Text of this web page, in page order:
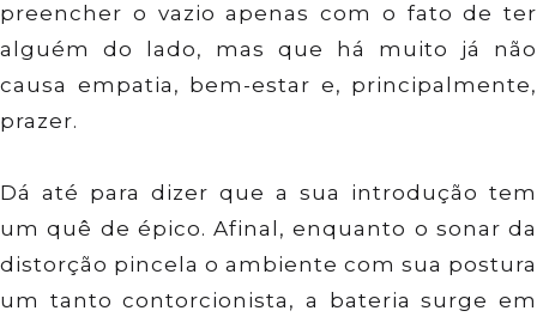
preencher o vazio apenas com o fato de ter
alguém do lado, mas que há muito já não
causa empatia, bem-estar e, principalmente,
prazer.
Dá até para dizer que a sua introdução tem
um quê de épico. Afinal, enquanto o sonar da
distorção pincela o ambiente com sua postura
um tanto contorcionista, a bateria surge em